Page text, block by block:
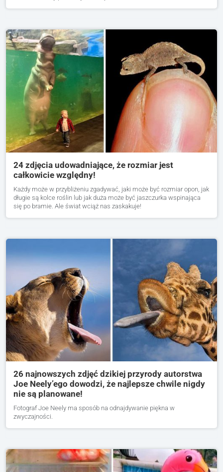
24 zdjęcia udowadniające, że rozmiar jest
całkowicie względny!
Każdy może w przybliżeniu zgadywać, jaki może być rozmiar opon, jak
długie są kolce roślin lub jak duża może być jaszczurka wspinająca
się po bramie. Ale świat wciąż nas zaskakuje!
26 najnowszych zdjęć dzikiej przyrody autorstwa
Joe Neely’ego dowodzi, że najlepsze chwile nigdy
nie są planowane!
Fotograf Joe Neely ma sposób na odnajdywanie piękna w
zwyczajności.